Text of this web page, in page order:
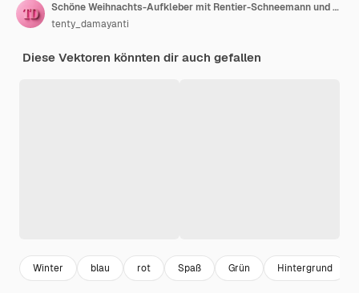
Schöne Weihnachts-Aufkleber mit Rentier-Schneemann und anderen festlichen Elementen
tenty_damayanti
Diese Vektoren könnten dir auch gefallen
Winter blau rot Spaß Grün Hintergrund